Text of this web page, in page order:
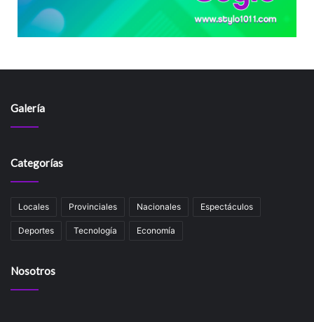
Galería
Categorías
Locales Provinciales Nacionales Espectáculos
Deportes Tecnología Economía
Nosotros